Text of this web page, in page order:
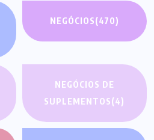
NEGÓCIOS(470)
NEGÓCIOS DE
SUPLEMENTOS(4)